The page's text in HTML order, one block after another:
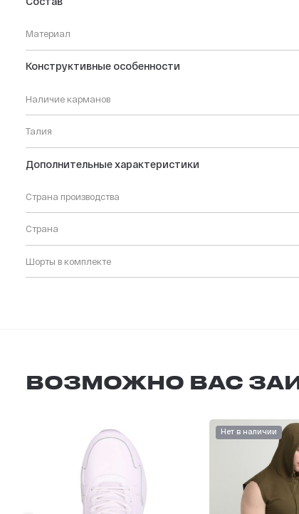
Материал
Конструктивные особенности
Наличие карманов
Талия
Дополнительные характеристики
Страна производства
Страна
Шорты в комплекте
ВОЗМОЖНО ВАС
Нет в наличии